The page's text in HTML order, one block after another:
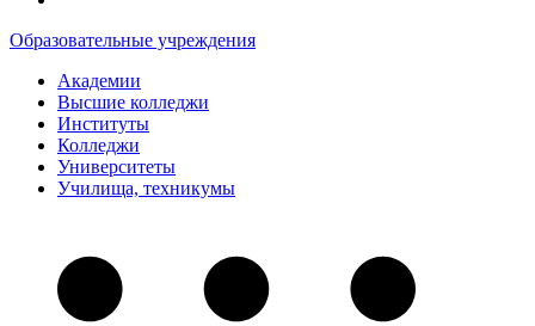
Образовательные учреждения
Академии
Высшие колледжи
Институты
Колледжи
Университеты
Училища, техникумы